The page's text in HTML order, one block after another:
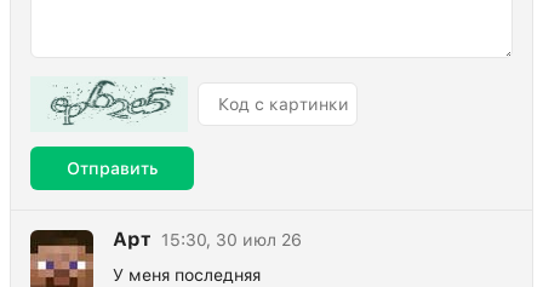
Отправить
Арт
15:30, 30 июл 26
У меня последняя